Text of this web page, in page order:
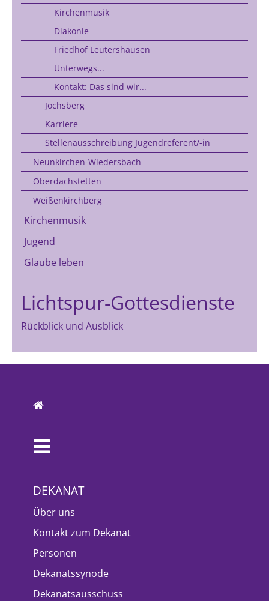
Kirchenmusik
Diakonie
Friedhof Leutershausen
Unterwegs...
Kontakt: Das sind wir...
Jochsberg
Karriere
Stellenausschreibung Jugendreferent/-in
Neunkirchen-Wiedersbach
Oberdachstetten
Weißenkirchberg
Kirchenmusik
Jugend
Glaube leben
Lichtspur-Gottesdienste
Rückblick und Ausblick
DEKANAT
Über uns
Kontakt zum Dekanat
Personen
Dekanatssynode
Dekanatsausschuss